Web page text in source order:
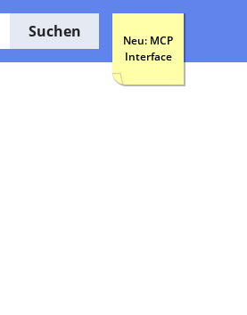
Suchen
Neu: MCP
Interface